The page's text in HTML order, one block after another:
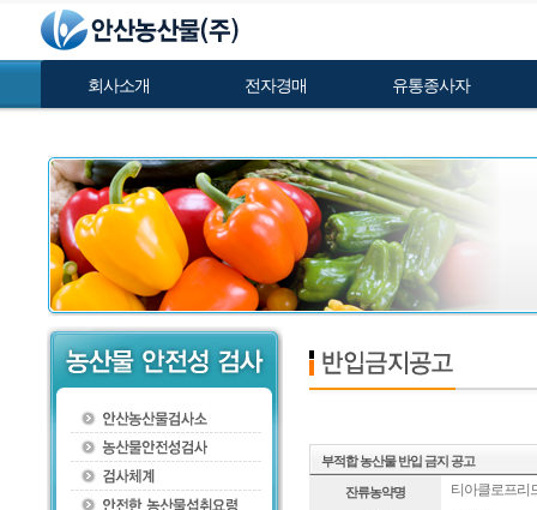
회사소개 전자경매 유통종사자
부적합 농산물 반입 금지 공고
잔류농약명 티아클로프리